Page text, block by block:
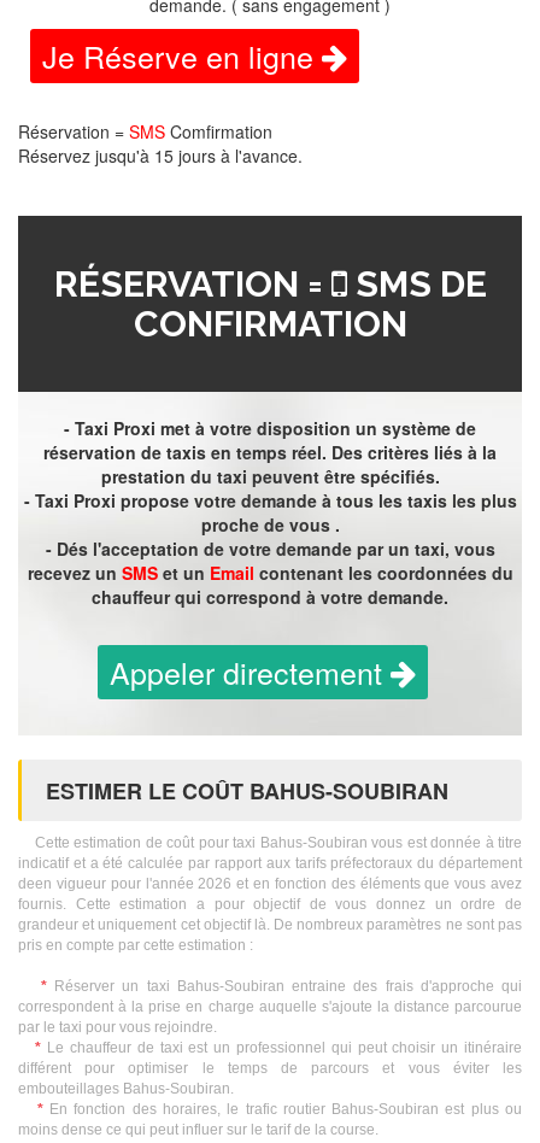
demande. ( sans engagement )
Je Réserve en ligne
Réservation = SMS Comfirmation
Réservez jusqu'à 15 jours à l'avance.
RÉSERVATION =
SMS DE
CONFIRMATION
- Taxi Proxi met à votre disposition un système de
réservation de taxis en temps réel. Des critères liés à la
prestation du taxi peuvent être spécifiés.
- Taxi Proxi propose votre demande à tous les taxis les plus
proche de vous .
- Dés l'acceptation de votre demande par un taxi, vous
recevez un SMSet un Email contenant les coordonnées du
chauffeur qui correspond à votre demande.
Appeler directement
ESTIMER LE COÛT BAHUS-SOUBIRAN
Cette estimation de coût pour taxi Bahus-Soubiran vous est donnée à titre
indicatif et a été calculée par rapport aux tarifs préfectoraux du département
deen vigueur pour l'année 2026 et en fonction des éléments que vous avez
fournis. Cette estimation a pour objectif de vous donnez un ordre de
grandeur et uniquement cet objectif là. De nombreux paramètres ne sont pas
pris en compte par cette estimation :
*Réserver un taxi Bahus-Soubiran entraine des frais d'approche qui
correspondent à la prise en charge auquelle s'ajoute la distance parcourue
par le taxi pour vous rejoindre.
* Le chauffeur de taxi est un professionnel qui peut choisir un itinéraire
différent pour optimiser le temps de parcours et vous éviter les
embouteillages Bahus-Soubiran.
*En fonction des horaires, le trafic routier Bahus-Soubiran est plus ou
moins dense ce qui peut influer sur le tarif de la course.